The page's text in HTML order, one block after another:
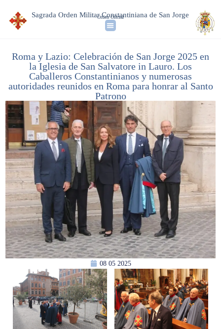
Sagrada Orden Militar Constantiniana de San Jorge
Orden Oficial
Roma y Lazio: Celebración de San Jorge 2025 en
la Iglesia de San Salvatore in Lauro. Los
Caballeros Constantinianos y numerosas
autoridades reunidos en Roma para honrar al Santo
Patrono
08 05 2025